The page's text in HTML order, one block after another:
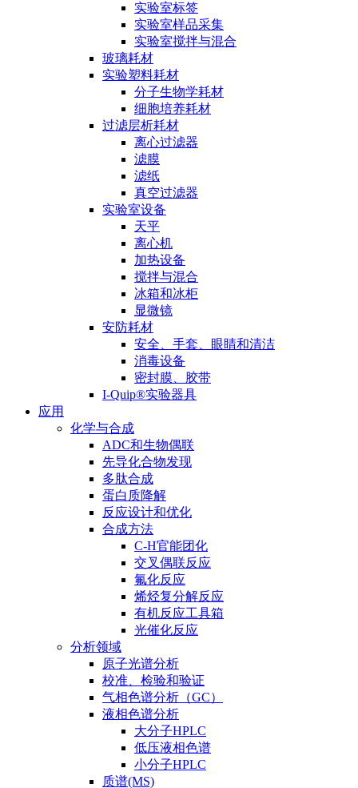
实验室标签
实验室样品采集
实验室搅拌与混合
玻璃耗材
实验塑料耗材
分子生物学耗材
细胞培养耗材
过滤层析耗材
离心过滤器
滤膜
滤纸
真空过滤器
实验室设备
天平
离心机
加热设备
搅拌与混合
冰箱和冰柜
显微镜
安防耗材
安全、手套、眼睛和清洁
消毒设备
密封膜、胶带
I-Quip®️实验器具
应用
化学与合成
ADC和生物偶联
先导化合物发现
多肽合成
蛋白质降解
反应设计和优化
合成方法
C-H官能团化
交叉偶联反应
氟化反应
烯烃复分解反应
有机反应工具箱
光催化反应
分析领域
原子光谱分析
校准、检验和验证
气相色谱分析（GC）
液相色谱分析
大分子HPLC
低压液相色谱
小分子HPLC
质谱(MS)